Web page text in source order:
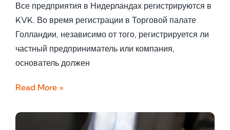
Все предприятия в Нидерландах регистрируются в
KVK. Во время регистрации в Торговой палате
Голландии, независимо от того, регистрируется ли
частный предприниматель или компания,
основатель должен
Read More »